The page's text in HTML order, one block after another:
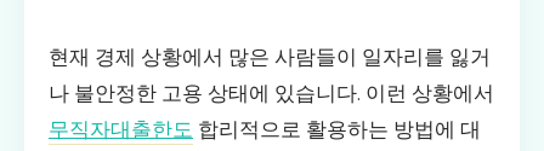
현재 경제 상황에서 많은 사람들이 일자리를 잃거
나 불안정한 고용 상태에 있습니다. 이런 상황에서
무직자대출한도 합리적으로 활용하는 방법에 대